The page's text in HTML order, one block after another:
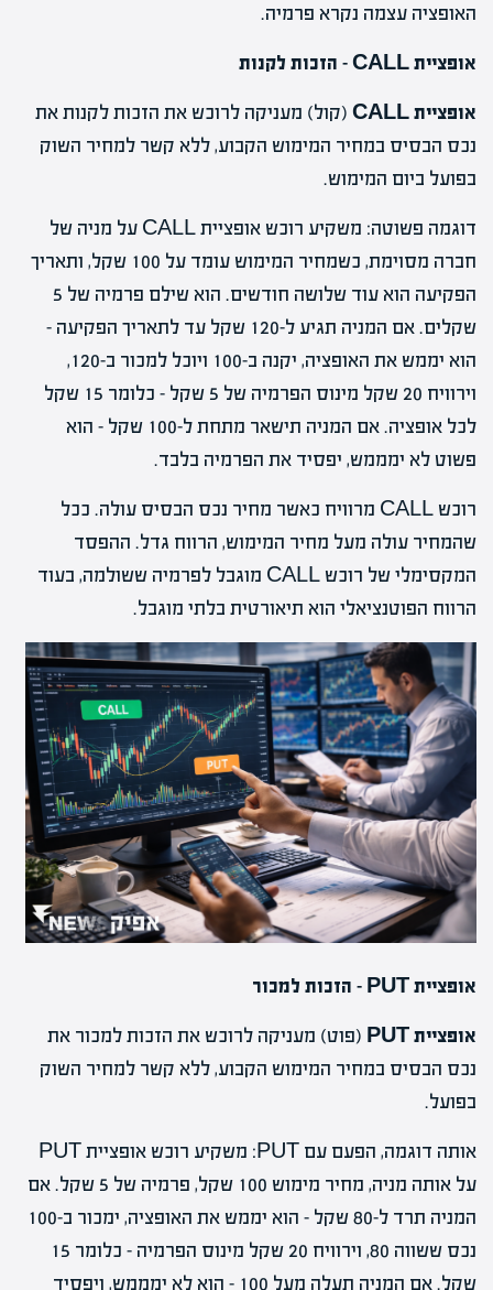
האופציה עצמה נקרא פרמיה.
אופציית CALL – הזכות לקנות
אופציית CALL
(קול) מעניקה לרוכש את הזכות לקנות את
נכס הבסיס במחיר המימוש הקבוע, ללא קשר למחיר השוק
בפועל ביום המימוש.
דוגמה פשוטה: משקיע רוכש אופציית CALL על מניה של
חברה מסוימת, כשמחיר המימוש עומד על 100 שקל, ותאריך
הפקיעה הוא עוד שלושה חודשים. הוא שילם פרמיה של 5
שקלים. אם המניה תגיע ל-120 שקל עד לתאריך הפקיעה –
הוא יממש את האופציה, יקנה ב-100 ויוכל למכור ב-120,
וירוויח 20 שקל מינוס הפרמיה של 5 שקל – כלומר 15 שקל
לכל אופציה. אם המניה תישאר מתחת ל-100 שקל – הוא
פשוט לא ימממש, יפסיד את הפרמיה בלבד.
רוכש CALL מרוויח כאשר מחיר נכס הבסיס עולה. ככל
שהמחיר עולה מעל מחיר המימוש, הרווח גדל. ההפסד
המקסימלי של רוכש CALL מוגבל לפרמיה ששולמה, בעוד
הרווח הפוטנציאלי הוא תיאורטית בלתי מוגבל.
אופציית PUT – הזכות למכור
אופציית PUT
(פוט) מעניקה לרוכש את הזכות למכור את
נכס הבסיס במחיר המימוש הקבוע, ללא קשר למחיר השוק
בפועל.
אותה דוגמה, הפעם עם PUT: משקיע רוכש אופציית PUT
על אותה מניה, מחיר מימוש 100 שקל, פרמיה של 5 שקל. אם
המניה תרד ל-80 שקל – הוא יממש את האופציה, ימכור ב-100
נכס ששווה 80, וירוויח 20 שקל מינוס הפרמיה – כלומר 15
שקל. אם המניה תעלה מעל 100 – הוא לא ימממש, ויפסיד